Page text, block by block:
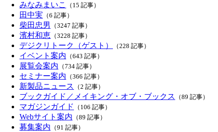
みなみまいこ （15 記事）
田中実 （6 記事）
柴田忠男 （3247 記事）
濱村和恵 （3228 記事）
デジクリトーク（ゲスト） （228 記事）
イベント案内 （643 記事）
展覧会案内 （734 記事）
セミナー案内 （366 記事）
新製品ニュース （2 記事）
ブックガイド／メイキング・オブ・ブックス （89 記事）
マガジンガイド （106 記事）
Webサイト案内 （89 記事）
募集案内 （91 記事）